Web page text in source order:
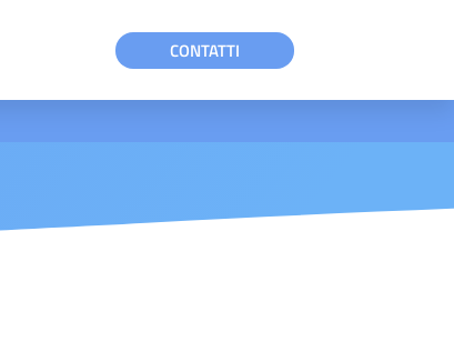
CONTATTI